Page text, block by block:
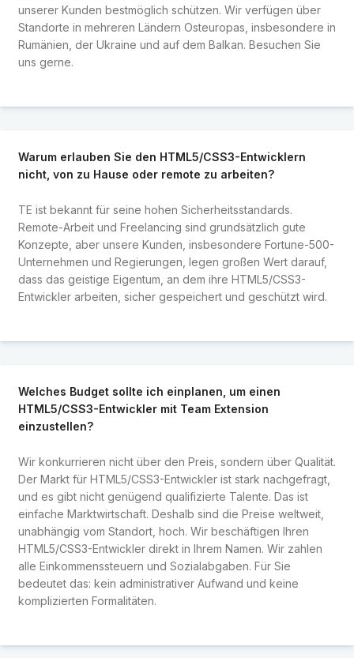
unserer Kunden bestmöglich schützen. Wir verfügen über
Standorte in mehreren Ländern Osteuropas, insbesondere in
Rumänien, der Ukraine und auf dem Balkan. Besuchen Sie
uns gerne.
Warum erlauben Sie den HTML5/CSS3-Entwicklern
nicht, von zu Hause oder remote zu arbeiten?
TE ist bekannt für seine hohen Sicherheitsstandards.
Remote-Arbeit und Freelancing sind grundsätzlich gute
Konzepte, aber unsere Kunden, insbesondere Fortune-500-
Unternehmen und Regierungen, legen großen Wert darauf,
dass das geistige Eigentum, an dem ihre HTML5/CSS3-
Entwickler arbeiten, sicher gespeichert und geschützt wird.
Welches Budget sollte ich einplanen, um einen
HTML5/CSS3-Entwickler mit Team Extension
einzustellen?
Wir konkurrieren nicht über den Preis, sondern über Qualität.
Der Markt für HTML5/CSS3-Entwickler ist stark nachgefragt,
und es gibt nicht genügend qualifizierte Talente. Das ist
einfache Marktwirtschaft. Deshalb sind die Preise weltweit,
unabhängig vom Standort, hoch. Wir beschäftigen Ihren
HTML5/CSS3-Entwickler direkt in Ihrem Namen. Wir zahlen
alle Einkommenssteuern und Sozialabgaben. Für Sie
bedeutet das: kein administrativer Aufwand und keine
komplizierten Formalitäten.